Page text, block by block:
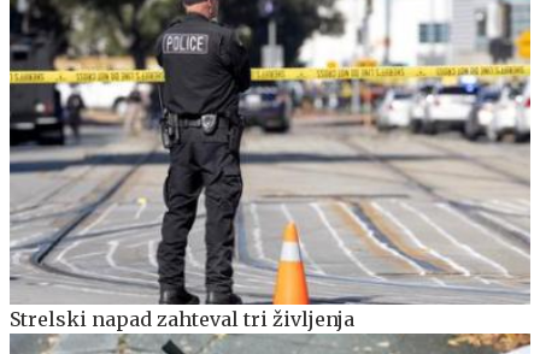
Strelski napad zahteval tri življenja